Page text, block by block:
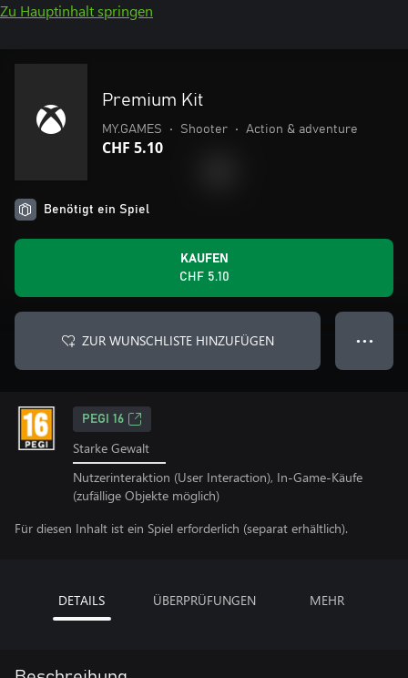
Zu Hauptinhalt springen
Premium Kit
MY.GAMES • Shooter • Action & adventure
CHF 5.10
Benötigt ein Spiel
KAUFEN
CHF 5.10
ZUR WUNSCHLISTE HINZUFÜGEN ● ● ●
PEGI 16
Starke Gewalt
Nutzerinteraktion (User Interaction), In-Game-Käufe
(zufällige Objekte möglich)
Für diesen Inhalt ist ein Spiel erforderlich (separat erhältlich).
DETAILS ÜBERPRÜFUNGEN MEHR